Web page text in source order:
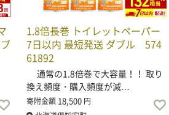
1.8倍長巻 トイレットペーパー
7日以内 最短発送 ダブル 574
61892
通常の1.8倍巻で大容量！！ 取り
換え頻度・購入頻度が減…
寄附金額 18,500 円